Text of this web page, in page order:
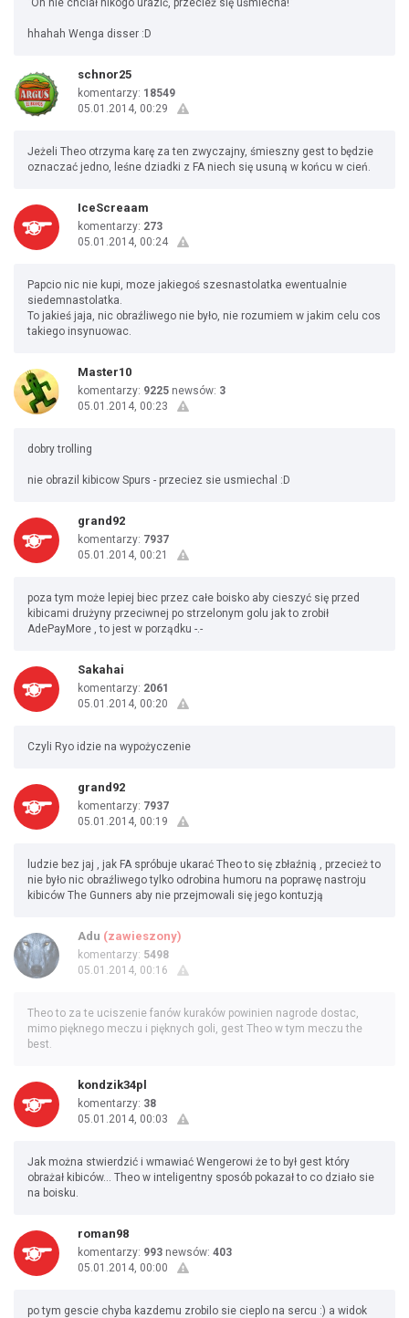
"On nie chciał nikogo urazić, przecież się uśmiecha!"
hhahah Wenga disser :D
schnor25
komentarzy: 18549
05.01.2014, 00:29
Jeżeli Theo otrzyma karę za ten zwyczajny, śmieszny gest to będzie
oznaczać jedno, leśne dziadki z FA niech się usuną w końcu w cień.
IceScreaam
komentarzy: 273
05.01.2014, 00:24
Papcio nic nie kupi, moze jakiegoś szesnastolatka ewentualnie
siedemnastolatka.
To jakieś jaja, nic obraźliwego nie było, nie rozumiem w jakim celu cos
takiego insynuowac.
Master10
komentarzy: 9225 newsów: 3
05.01.2014, 00:23
dobry trolling
nie obrazil kibicow Spurs - przeciez sie usmiechal :D
grand92
komentarzy: 7937
05.01.2014, 00:21
poza tym może lepiej biec przez całe boisko aby cieszyć się przed
kibicami drużyny przeciwnej po strzelonym golu jak to zrobił
AdePayMore , to jest w porządku -.-
Sakahai
komentarzy: 2061
05.01.2014, 00:20
Czyli Ryo idzie na wypożyczenie
grand92
komentarzy: 7937
05.01.2014, 00:19
ludzie bez jaj , jak FA spróbuje ukarać Theo to się zbłaźnią , przecież to
nie było nic obraźliwego tylko odrobina humoru na poprawę nastroju
kibiców The Gunners aby nie przejmowali się jego kontuzją
Adu (zawieszony)
komentarzy: 5498
05.01.2014, 00:16
Theo to za te uciszenie fanów kuraków powinien nagrode dostac,
mimo pięknego meczu i pięknych goli, gest Theo w tym meczu the
best.
kondzik34pl
komentarzy: 38
05.01.2014, 00:03
Jak można stwierdzić i wmawiać Wengerowi że to był gest który
obrażał kibiców... Theo w inteligentny sposób pokazał to co działo sie
na boisku.
roman98
komentarzy: 993 newsów: 403
05.01.2014, 00:00
po tym gescie chyba kazdemu zrobilo sie cieplo na sercu :) a widok